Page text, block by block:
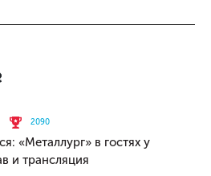
2090
«Металлург» в гостях у
и трансляция